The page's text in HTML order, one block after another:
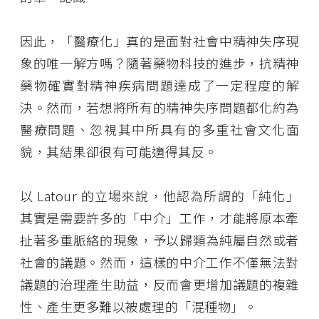
因此，「醫療化」真的是面對社會中精神失序現
象的唯一解方嗎？隨著藥物科技的進步，抗精神
藥物確實對精神疾病問題達成了一定程度的解
決。然而，若想將所有的精神失序問題都化約為
醫療問題、忽視其中所具有的多重社會文化面
貌，其結果卻很有可能適得其反。
以 Latour 的立場來說，他認為所謂的「純化」
其實是需要許多的「中介」工作，才能將原本牽
扯著多重脈絡的現象，予以歸類為純屬自然或者
社會的議題。然而，這樣的中介工作不僅無法對
議題的治理產生助益，反而會更增加議題的複雜
性、產生更多難以被處理的「混種物」。